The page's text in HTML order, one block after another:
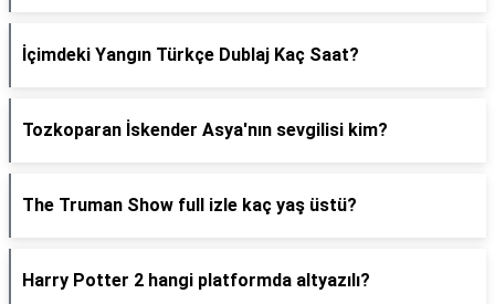
İçimdeki Yangın Türkçe Dublaj Kaç Saat?
Tozkoparan İskender Asya'nın sevgilisi kim?
The Truman Show full izle kaç yaş üstü?
Harry Potter 2 hangi platformda altyazılı?